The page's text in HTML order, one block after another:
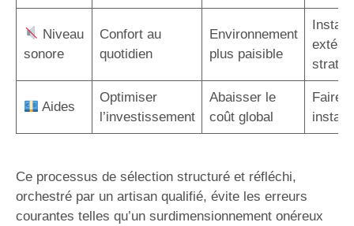
Niveau
sonore
Confort au
quotidien
Environnement
plus paisible
Aides
Optimiser
l’investissement
Abaisser le
coût global
Faire
Ce processus de sélection structuré et réfléchi,
orchestré par un artisan qualifié, évite les erreurs
courantes telles qu’un surdimensionnement onéreux